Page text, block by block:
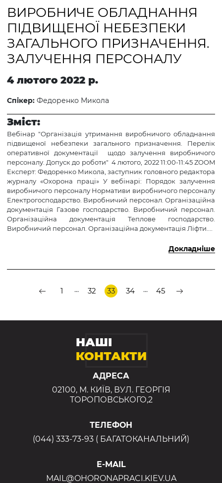
ВИРОБНИЧЕ ОБЛАДНАННЯ
ПІДВИЩЕНОЇ НЕБЕЗПЕКИ
ЗАГАЛЬНОГО ПРИЗНАЧЕННЯ.
ЗАЛУЧЕННЯ ПЕРСОНАЛУ
4 лютого 2022 р.
Спікер: Федоренко Микола
Зміст:
Вебінар "Організація утримання виробничого обладнання
підвищеної небезпеки загального призначення. Перелік
оперативної документації щодо залучення виробничого
персоналу. Допуск до роботи" 4 лютого, 2022 11:00-11:45 ZOOM
Експерт: Федоренко Микола, заступник головного редактора
журналу «Охорона праці» У вебінарі: Порядок залучення
виробничого персоналу Нормативи виробничого персоналу
Електрогосподарство. Виробничий персонал. Організаційна
документація Газове господарство. Виробничий персонал.
Організаційна документація Теплове господарство.
Виробничий персонал. Організаційна документація Ліфти....
Докладніше
1 ... 32 33 34 ... 45
НАШІ
КОНТАКТИ
АДРЕСА
02100, М. КИЇВ, ВУЛ. ГЕОРГІЯ
ТОРОПОВСЬКОГО,2
ТЕЛЕФОН
(044) 333-73-93 ( БАГАТОКАНАЛЬНИЙ)
E-MAIL
MAIL@OHORONAPRACI.KIEV.UA